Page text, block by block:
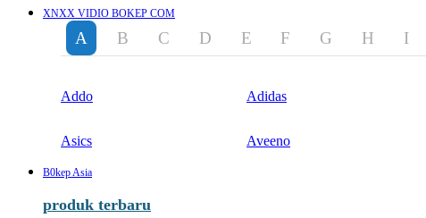
XNXX VIDIO BOKEP COM
A B C D E F G H I
Addo Adidas
Asics Aveeno
B0kep Asia
produk terbaru